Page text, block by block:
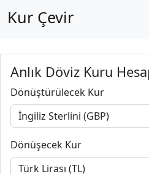
Kur Çevir
Anlık Döviz Kuru
Dönüştürülecek Kur
Dönüşecek Kur